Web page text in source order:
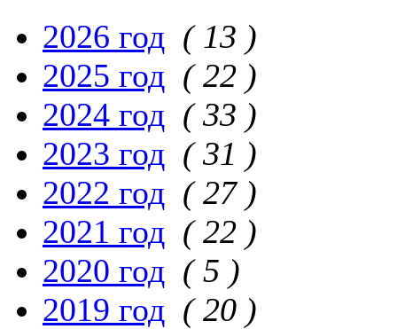
2026 год ( 13 )
2025 год ( 22 )
2024 год ( 33 )
2023 год ( 31 )
2022 год ( 27 )
2021 год ( 22 )
2020 год ( 5 )
2019 год ( 20 )